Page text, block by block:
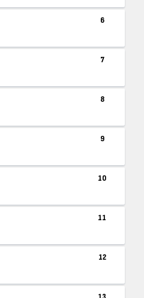
6
7
8
9
10
11
12